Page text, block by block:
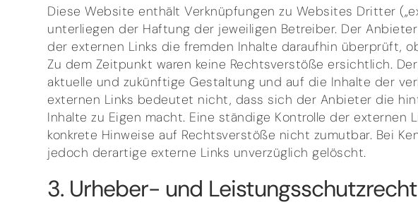
Diese Website enthält Verknüpfungen zu Websites Dritter
unterliegen der Haftung der jeweiligen Betreiber. Der
der externen Links die fremden Inhalte daraufhin überprüft,
Zu dem Zeitpunkt waren keine Rechtsverstöße ersichtlich.
aktuelle und zukünftige Gestaltung und auf die Inhalte der
externen Links bedeutet nicht, dass sich der Anbieter die
Inhalte zu Eigen macht. Eine ständige Kontrolle der externen
konkrete Hinweise auf Rechtsverstöße nicht zumutbar. Bei
jedoch derartige externe Links unverzüglich gelöscht.
3. Urheber- und